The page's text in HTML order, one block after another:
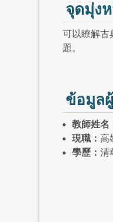
จุดมุ่ง
可以瞭解古
題。
ข้อมูล
教師姓名
現職： 高
學歷： 清